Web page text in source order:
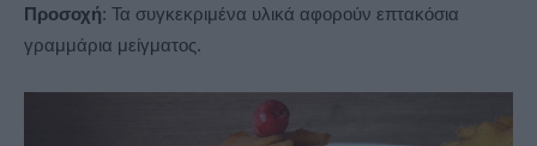
Προσοχή: Τα συγκεκριμένα υλικά αφορούν επτακόσια
γραμμάρια μείγματος.